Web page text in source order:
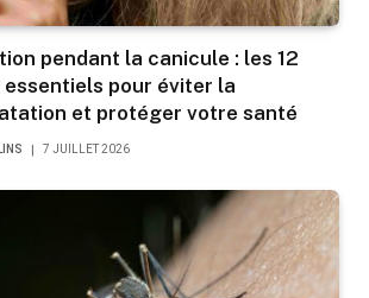
pendant la canicule : les 12
essentiels pour éviter la
et protéger votre santé
7 JUILLET 2026